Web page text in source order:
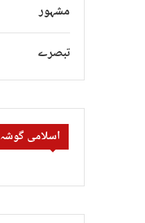
مشہور
تبصرے
اسلامی گوشہ